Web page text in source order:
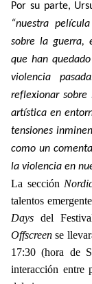
Por su parte,
“nuestra
sobre la guerra,
que han
violencia
reflexionar sobre
artística en
tensiones
como un
la violencia en
La sección
talentos
Days del
Offscreen se
17:30 (hora de
interacción entre